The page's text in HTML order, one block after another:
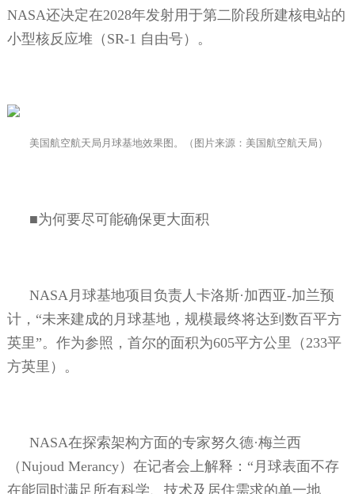
NASA还决定在2028年发射用于第二阶段所建核电站的
小型核反应堆（ SR-1 自由号）。
美国航空航天局月球基地效果图。（图片来源：美国航空航天局）
■为何要尽可能确保更大面积
NASA 月球基地项目负责人卡洛斯·加西亚-加兰预
计，“未来建成的月球基地，规模最终将达到数百平方
英里”。作为参照，首尔的面积为605平方公里（ 233平
方英里）。
NASA在探索架构方面的专家努久德·梅兰西
（Nujoud Merancy）在记者会上解释：“月球表面不存
在能同时满足所有科学、技术及居住需求的单一地